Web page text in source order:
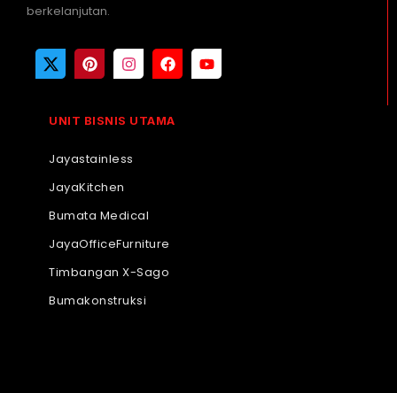
berkelanjutan.
UNIT BISNIS UTAMA
Jayastainless
JayaKitchen
Bumata Medical
JayaOfficeFurniture
Timbangan X-Sago
Bumakonstruksi